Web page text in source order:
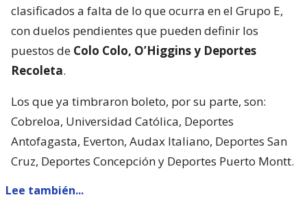
clasificados a falta de lo que ocurra en el Grupo E,
con duelos pendientes que pueden definir los
puestos de Colo Colo, O’Higgins y Deportes
Recoleta.
Los que ya timbraron boleto, por su parte, son:
Cobreloa, Universidad Católica, Deportes
Antofagasta, Everton, Audax Italiano, Deportes San
Cruz, Deportes Concepción y Deportes Puerto Montt.
Lee también...